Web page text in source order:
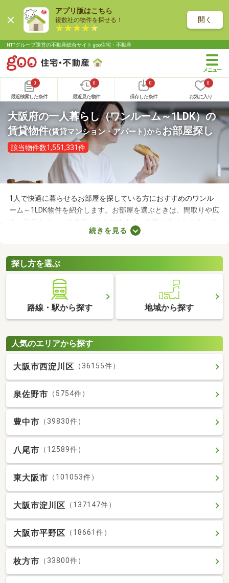
アプリ版はこちら
複数社の物件を探せる！ 開く
NTTグループ運営の不動産総合サイト goo住宅・不動産
0
最近検索した条件
0
最近見た物件
0
保存した条件
0
お気に入り
大阪府の一人暮らし（ワンルーム～1LDK）の
賃貸物件(賃貸マンション・アパート)からお部屋探し
該当物件数1,551,331件
1人で快適に暮らせるお部屋を探している方におすすめのワンル
ーム～1LDK物件を紹介します。お部屋を選ぶときは、間取りや広
さ、設備をチェックすることがおすすめ。女性の方はモニター付
きインターホンやオートロックの有無も見ておきましょう。セキ
れば、自分だけのくつろぎの空間を手に入れられますよ。
続きを見る
探し方を選ぶ
路線・駅から探す 地域から探す
人気のエリアから探す
大阪市西淀川区 （36155件）
泉佐野市 （5754件）
豊中市 （39830件）
八尾市 （12589件）
東大阪市 （101053件）
大阪市淀川区 （137147件）
大阪市平野区 （18661件）
枚方市 （33800件）